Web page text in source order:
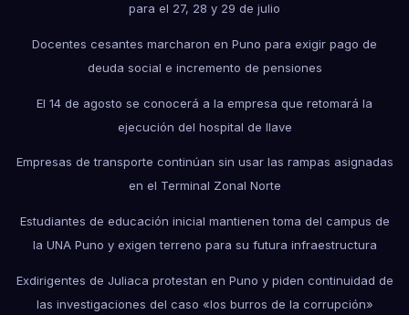
para el 27, 28 y 29 de julio
Docentes cesantes marcharon en Puno para exigir pago de
deuda social e incremento de pensiones
El 14 de agosto se conocerá a la empresa que retomará la
ejecución del hospital de Ilave
Empresas de transporte continúan sin usar las rampas asignadas
en el Terminal Zonal Norte
Estudiantes de educación inicial mantienen toma del campus de
la UNA Puno y exigen terreno para su futura infraestructura
Exdirigentes de Juliaca protestan en Puno y piden continuidad de
las investigaciones del caso «los burros de la corrupción»